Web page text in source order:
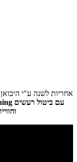
אחריות לשנה ע"י